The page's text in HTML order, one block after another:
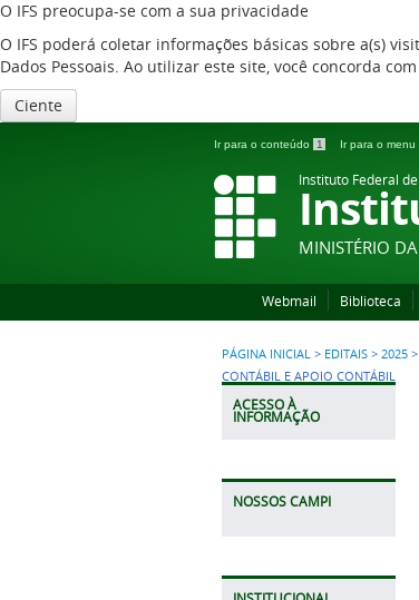
O IFS preocupa-se com a sua privacidade
O IFS poderá coletar informações básicas sobre a(s)
Dados Pessoais. Ao utilizar este site, você concorda
Ciente
Ir para o conteúdo 1 Ir para o menu
Instituto Federal
MINISTÉRIO
Webmail Biblioteca
PÁGINA INICIAL > EDITAIS > 2025 >
CONTÁBIL E APOIO CONTÁBIL
ACESSO À
INFORMAÇÃO
NOSSOS CAMPI